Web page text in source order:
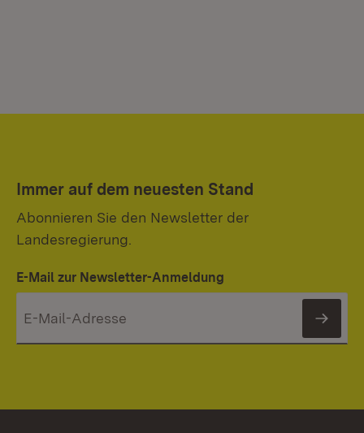
Immer auf dem neuesten Stand
Abonnieren Sie den Newsletter der
Landesregierung.
E-Mail zur Newsletter-Anmeldung